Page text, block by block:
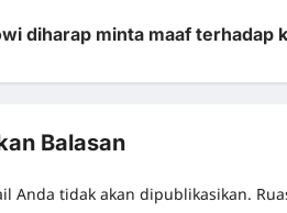
diharap minta maaf terhadap
Balasan
Anda tidak akan dipublikasikan.